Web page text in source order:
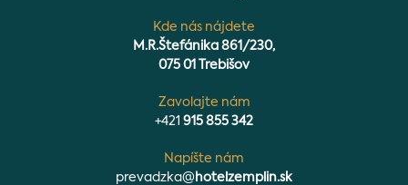
Kde nás nájdete
M.R.Štefánika 861/230,
075 01 Trebišov
Zavolajte nám
+421 915 855 342
Napíšte nám
prevadzka@ hotelzemplin.sk